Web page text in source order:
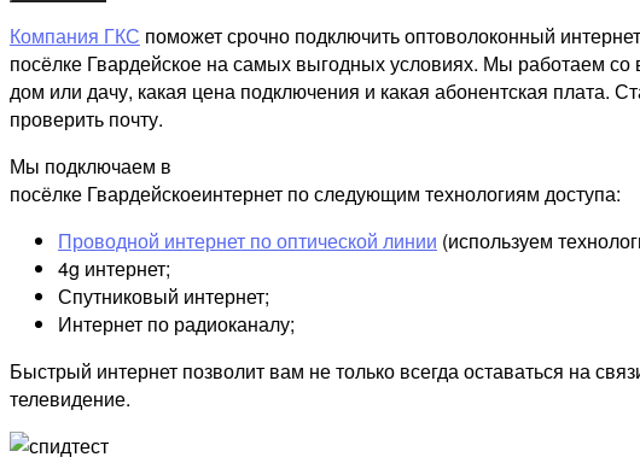
Компания ГКС поможет срочно подключить оптоволоконный
посёлке Гвардейское на самых выгодных условиях. Мы работаем
дом или дачу, какая цена подключения и какая абонентская плата.
проверить почту.
Мы подключаем в
посёлке Гвардейскоеинтернет по следующим технологиям доступа:
Проводной интернет по оптической линии (используем
4g интернет;
Спутниковый интернет;
Интернет по радиоканалу;
Быстрый интернет позволит вам не только всегда оставаться на
телевидение.